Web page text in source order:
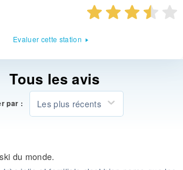
Evaluer cette station
Tous les avis
par : Les plus récents
du monde.